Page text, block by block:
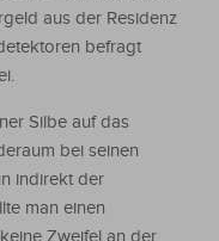
aus der Residenz
befragt
Silbe auf das
bei seinen
indirekt der
man einen
Zweifel an der